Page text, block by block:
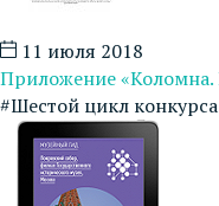
11 июля 2018
Приложение «Коломна.
#Шестой цикл